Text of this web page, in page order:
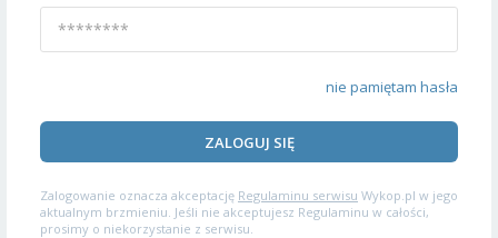
nie pamiętam hasła
ZALOGUJ SIĘ
Zalogowanie oznacza akceptację Regulaminu serwisu Wykop.pl w jego
aktualnym brzmieniu. Jeśli nie akceptujesz Regulaminu w całości,
prosimy o niekorzystanie z serwisu.